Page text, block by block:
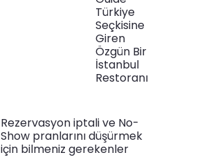
Türkiye
Seçkisine
Giren
Özgün Bir
İstanbul
Restoranı
Rezervasyon iptali ve No-
Show pranlarını düşürmek
için bilmeniz gerekenler